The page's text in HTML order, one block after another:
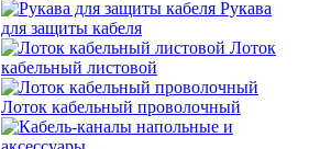
Рукава
для защиты кабеля
Лоток
кабельный листовой
Лоток кабельный проволочный